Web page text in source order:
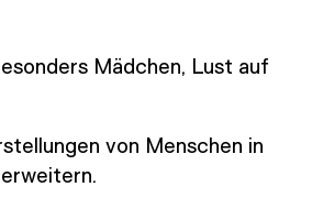
Mädchen, Lust auf
von Menschen in